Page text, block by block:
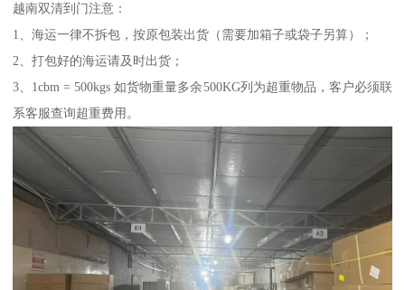
越南双清到门注意：
1、海运一律不拆包，按原包装出货（需要加箱子或袋子另算）；
2、打包好的海运请及时出货；
3、1cbm = 500kgs 如货物重量多余500KG列为超重物品，客户必须联
系客服查询超重费用。